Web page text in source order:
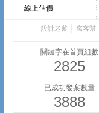
線上估價
設計老爹 窩客幫
關鍵字在首頁組數
2825
已成功發案數量
3888